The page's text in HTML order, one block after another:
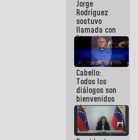
públicos
Jorge
Rodríguez
sostuvo
llamada con
Dinorah
Figuera y
acuerdan
primer
encuentro
presencial
para el
diálogo
Cabello:
Todos los
diálogos son
bienvenidos
siempre que
estén en el
marco de la
Constitución